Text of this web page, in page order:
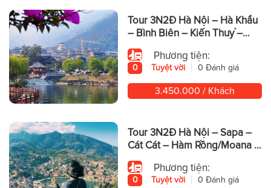
Tour 3N2Đ Hà Nội – Hà Khẩu
– Bình Biên – Kiến Thuỷ –
Động Yến Tử – Mông Tự
Phương tiện:
0 Tuyệt vời 0 Đánh giá
3.450.000 / Khách
Tour 3N2Đ Hà Nội – Sapa –
Cát Cát – Hàm Rồng/Moana –
Fansipan
Phương tiện:
0 Tuyệt vời 0 Đánh giá